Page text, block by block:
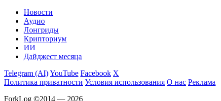
Новости
Аудио
Лонгриды
Крипториум
ИИ
Дайджест месяца
Telegram (AI)YouTube Facebook X
Политика приватности Условия использования О нас Реклама
ForkLog ©2014 — 2026